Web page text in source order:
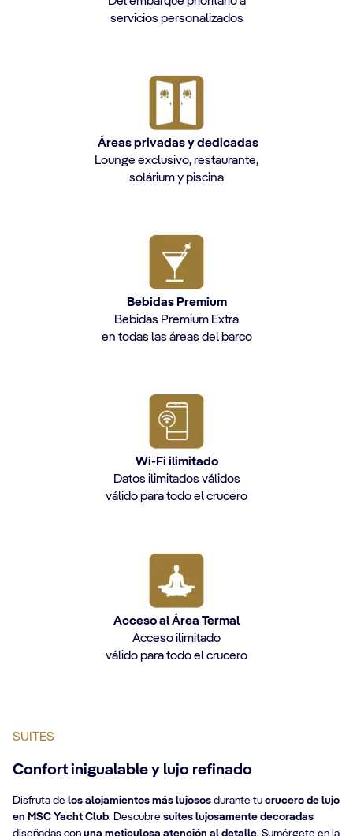
servicios personalizados
Áreas privadas y dedicadas
Lounge exclusivo, restaurante,
solárium y piscina
Bebidas Premium
Bebidas Premium Extra
en todas las áreas del barco
Wi-Fi ilimitado
Datos ilimitados válidos
válido para todo el crucero
Acceso al Área Termal
Acceso ilimitado
válido para todo el crucero
SUITES
Confort inigualable y lujo refinado
Disfruta de los alojamientos más lujosos durante tu crucero de lujo
en MSC Yacht Club. Descubre suites lujosamente decoradas
diseñadas con una meticulosa atención al detalle. Sumérgete en la